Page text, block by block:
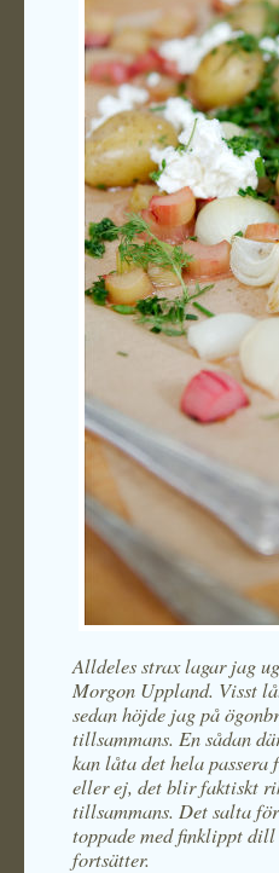
Alldeles strax lagar jag
Morgon Uppland. Visst
sedan höjde jag på
tillsammans. En sådan
kan låta det hela
eller ej, det blir faktiskt
tillsammans. Det salta
toppade med finklippt dill
fortsätter.